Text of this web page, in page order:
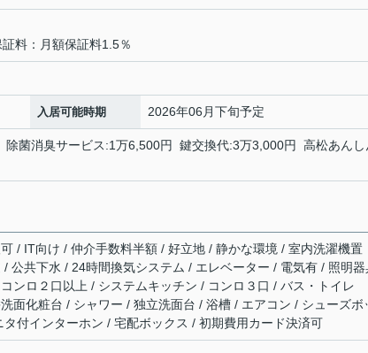
料：月額保証料1.5％
入居可能時期 2026年06月下旬予定
除菌消臭サービス:1万6,500円 鍵交換代:3万3,000円 高松あんし
/ IT向け / 仲介手数料半額 / 好立地 / 静かな環境 / 室内洗濯機置
公共下水 / 24時間換気システム / エレベーター / 電気有 / 照明器
ンロ２口以上 / システムキッチン / コンロ３口 / バス・トイレ
面化粧台 / シャワー / 独立洗面台 / 浴槽 / エアコン / シューズボ
付インターホン / 宅配ボックス / 初期費用カード決済可